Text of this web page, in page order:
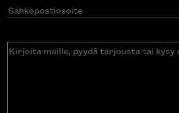
Sähköpostiosoite(Pakollinen)
Kirjoita